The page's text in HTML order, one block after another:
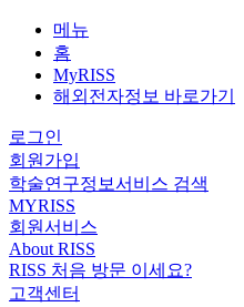
메뉴
홈
MyRISS
해외전자정보 바로가기
로그인
회원가입
학술연구정보서비스 검색
MYRISS
회원서비스
About RISS
RISS 처음 방문 이세요?
고객센터